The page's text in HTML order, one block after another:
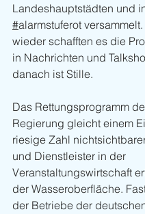
Landeshauptstädten und
#alarmstuferot
wieder schafften es die
in Nachrichten und
danach ist Stille.
Das Rettungsprogramm
Regierung gleicht einem
riesige Zahl
und Dienstleister in der
Veranstaltungswirtschaft
der Wasseroberfläche.
der Betriebe der